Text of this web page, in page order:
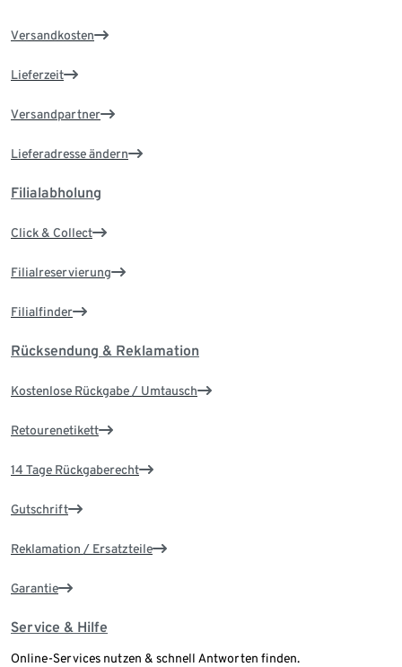
Versandkosten
Lieferzeit
Versandpartner
Lieferadresse ändern
Filialabholung
Click & Collect
Filialreservierung
Filialfinder
Rücksendung & Reklamation
Kostenlose Rückgabe / Umtausch
Retourenetikett
14 Tage Rückgaberecht
Gutschrift
Reklamation / Ersatzteile
Garantie
Service & Hilfe
Online-Services nutzen & schnell Antworten finden.